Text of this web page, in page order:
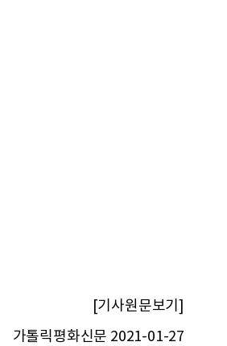
[기사원문보기]
가톨릭평화신문 2021-01-27